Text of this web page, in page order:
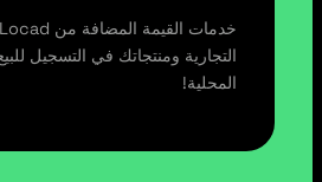
التجارية ومنتجاتك في التسجيل
المحلية!